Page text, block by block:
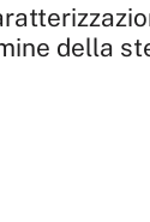
della